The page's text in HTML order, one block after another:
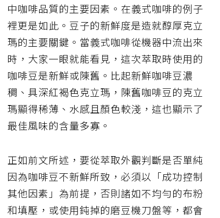
中咖啡品質的主要因素。在義式咖啡的例子
裡更是如此。豆子的新鮮度是造就醇厚克立
瑪的主要關鍵。當義式咖啡從機器中流出來
時，大家一眼就能看見，這次萃取時使用的
咖啡豆是新鮮或陳舊。比起新鮮咖啡豆濃
稠、具深紅褐色克立瑪，陳舊咖啡豆的克立
瑪顯得稀薄、水感且顏色較淺，這也顯示了
最佳風味的含量多寡。
正如前文所述，要從萃取外觀判斷是否單純
因為咖啡豆不新鮮所致，必須以「成功控制
其他因素」為前提，否則諸如不均勻的布粉
和填壓，或使用鈍掉的磨豆機刀盤等，都會